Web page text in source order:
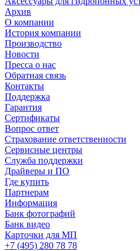
Архив
О компании
История компании
Производство
Новости
Пресса о нас
Обратная связь
Контакты
Поддержка
Гарантия
Сертификаты
Вопрос ответ
Страхование ответственности
Сервисные центры
Служба поддержки
Драйверы и ПО
Где купить
Партнерам
Информация
Банк фотографий
Банк видео
Карточки для МП
+7 (495) 280 78 78